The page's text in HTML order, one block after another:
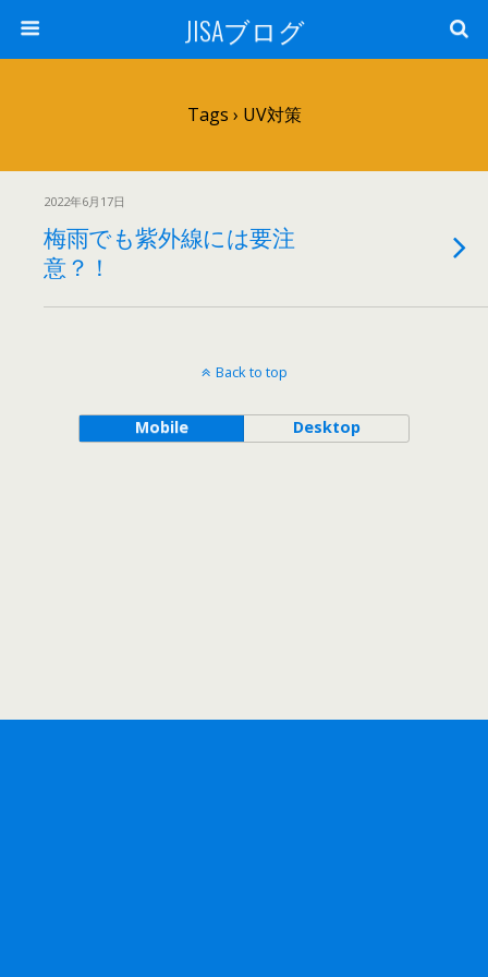
JISAブログ
Tags › UV対策
2022年6月17日
梅雨でも紫外線には要注
意？！
Back to top
Mobile Desktop